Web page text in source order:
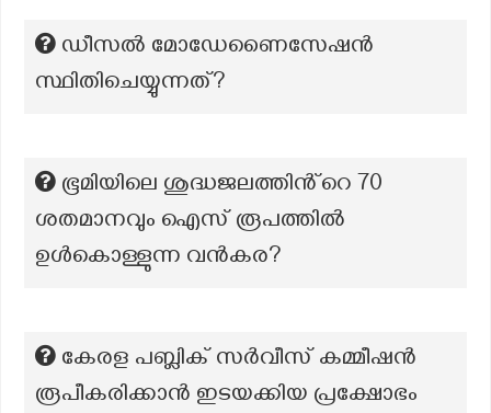
ഡീസൽ മോഡേണൈസേഷൻ
സ്ഥിതിചെയ്യുന്നത്?
ഭൂമിയിലെ ശുദ്ധജലത്തിൻ്റെ 70
ശതമാനവും ഐസ് രൂപത്തിൽ
ഉൾകൊള്ളുന്ന വൻകര?
കേരള പബ്ലിക് സർവീസ് കമ്മീഷൻ
രൂപീകരിക്കാൻ ഇടയക്കിയ പ്രക്ഷോഭം